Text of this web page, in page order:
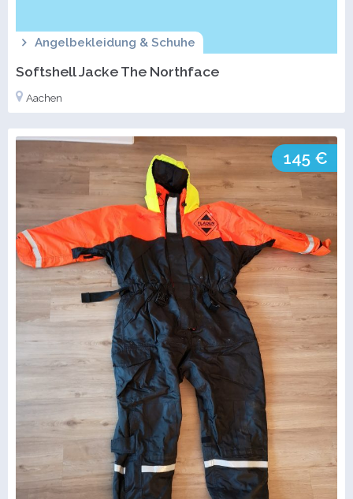
Angelbekleidung & Schuhe
Softshell Jacke The Northface
Aachen
145 €